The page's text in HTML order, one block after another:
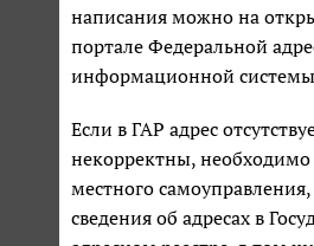
написания можно на
портале Федеральной
информационной
Если в ГАР адрес
некорректны, необходимо
местного
сведения об адресах в